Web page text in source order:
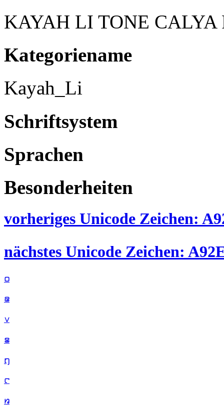
KAYAH LI TONE CALYA
Kategoriename
Kayah_Li
Schriftsystem
Sprachen
Besonderheiten
vorheriges Unicode Zeichen:
nächstes Unicode Zeichen:
꤀
꤁
꤂
꤃
꤄
꤅
꤆